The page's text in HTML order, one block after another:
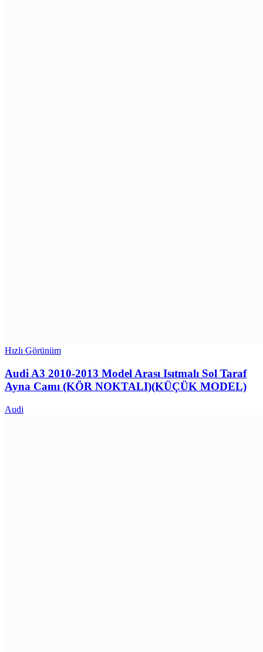
Hızlı Görünüm
Audi A3 2010-2013 Model Arası Isıtmalı Sol Taraf
Ayna Camı (KÖR NOKTALI)(KÜÇÜK MODEL)
Audi